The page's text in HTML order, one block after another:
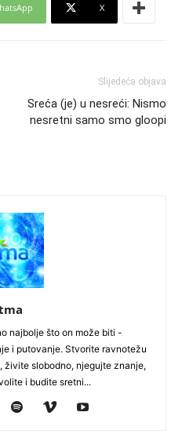
X
Slijedeća objava
Sreća (je) u nesreći: Nismo
nesretni samo smo gloopi
najbolje što on može biti -
i putovanje. Stvorite ravnotežu
živite slobodno, njegujte znanje,
i budite sretni...